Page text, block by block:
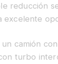
reducción
excelente
un camión
turbo